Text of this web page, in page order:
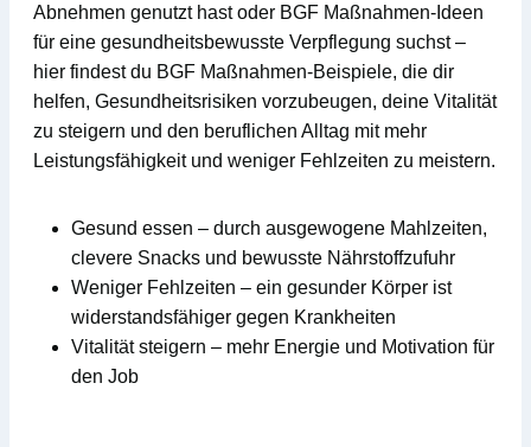
Abnehmen genutzt hast oder BGF Maßnahmen-Ideen
für eine gesundheitsbewusste Verpflegung suchst –
hier findest du BGF Maßnahmen-Beispiele, die dir
helfen, Gesundheitsrisiken vorzubeugen, deine Vitalität
zu steigern und den beruflichen Alltag mit mehr
Leistungsfähigkeitund weniger Fehlzeiten zu meistern.
Gesund essen – durch ausgewogene Mahlzeiten,
clevere Snacks und bewusste Nährstoffzufuhr
Weniger Fehlzeiten – ein gesunder Körper ist
widerstandsfähiger gegen Krankheiten
Vitalität steigern – mehr Energie und Motivation für
den Job